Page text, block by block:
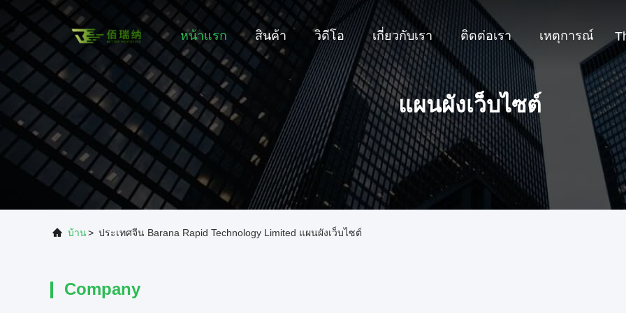
หน้าแรก สินค้า วิดีโอ เกี่ยวกับเรา ติดต่อเรา เหตุการณ์
แผนผังเว็บไซต์
บ้าน> ประเทศจีน Barana Rapid Technology Limited แผนผังเว็บไซต์
Company